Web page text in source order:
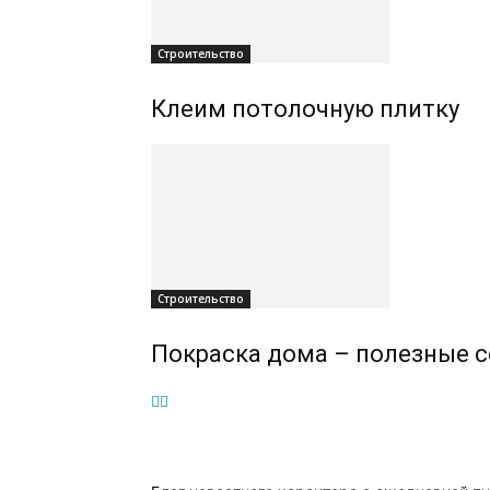
Строительство
Клеим потолочную плитку
Строительство
Покраска дома – полезные